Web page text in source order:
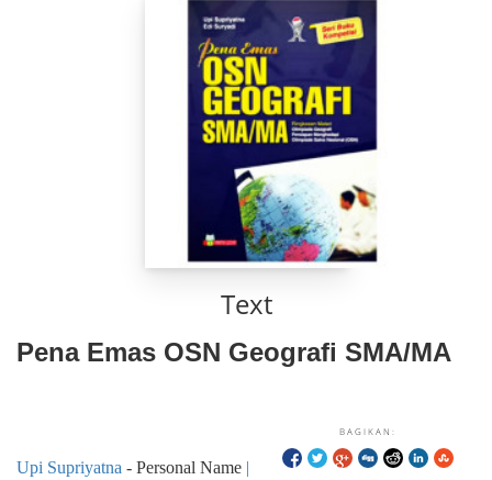
Text
Pena Emas OSN Geografi SMA/MA
BAGIKAN:
Upi Supriyatna - Personal Name